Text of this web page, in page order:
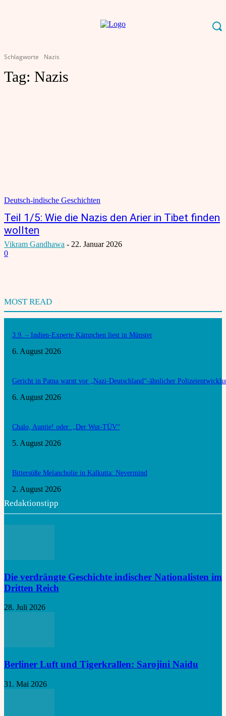
Schlagworte Nazis
Tag: Nazis
Deutsch-indische Geschichten
Teil 1/5: Wie die Nazis den Arier in Tibet finden
wollten
Vikram Gandhawa - 22. Januar 2026
0
MOST READ
3.9. – Indien-Experte Kämpchen liest in Münster
6. August 2026
Gericht in Patna warnt vor „Nazi-Deutschland“-ähnlicher
6. August 2026
Chalo, Auntie! oder: „Der Wut-TÜV“
5. August 2026
Bittersüße Melancholie in Kalkutta: Nevermind
2. August 2026
Redaktionstipp
Die verdrängte Geschichte indischer Nationalisten im
Dritten Reich
28. Juli 2026
Berliner Luft und Tigerkrallen: Sarojini Naidu
31. Mai 2026